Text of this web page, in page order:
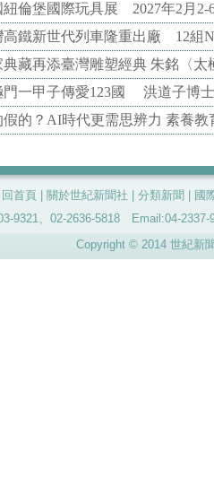
紐倫堡國際玩具展 2027年2月2-
高鐵新世代列車隆重出廠 12組
典藏再添臺灣雕塑經典 朱銘〈
門一甲子傳愛123國 洪道子博
假的？AI時代更需思辨力 素養
回首頁 關於世紀新聞社 分類新聞
國
9321、02-2636-5818 Email:04-
Copyright © 2014 世紀新